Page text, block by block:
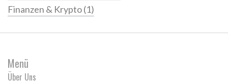
Finanzen & Krypto(1)
Menü
Über Uns